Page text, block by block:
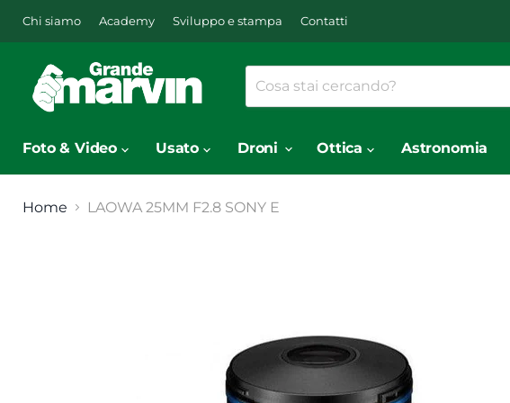
Chi siamo Academy Sviluppo e stampa Contatti
Foto & Video Usato Droni Ottica Astronomia
Home LAOWA 25MM F2.8 SONY E